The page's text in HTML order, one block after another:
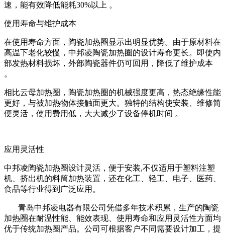
速，能有效降低能耗30%以上 。
使用寿命与维护成本
在使用寿命方面，陶瓷加热圈显示出明显优势。由于原材料在
高温下老化较慢，中邦凌陶瓷加热圈的设计寿命更长。即使内
部发热材料损坏，外部陶瓷器件仍可回用，降低了维护成本
。
相比云母加热圈，陶瓷加热圈的机械强度更高，热态绝缘性能
更好，与被加热物体接触面更大。独特的结构使安装、维修简
便灵活，使用费用低，大大减少了设备停机时间 。
应用灵活性
中邦凌陶瓷加热圈设计灵活，便于安装,不仅适用于塑料注塑
机、挤出机的料筒加热装置，还在化工、轻工、电子、医药、
食品等行业得到广泛应用。
青岛中邦凌电器有限公司凭借多年技术积累，生产的陶瓷
加热圈在耐温性能、能效表现、使用寿命和应用灵活性方面均
优于传统加热圈产品。公司可根据客户不同需要设计加工，提